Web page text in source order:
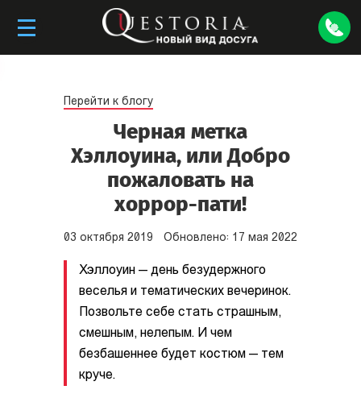
Перейти к блогу
Черная метка
Хэллоуина, или Добро
пожаловать на
хоррор-пати!
03 октября 2019 Обновлено: 17 мая 2022
Хэллоуин — день безудержного
веселья и тематических вечеринок.
Позвольте себе стать страшным,
смешным, нелепым. И чем
безбашеннее будет костюм — тем
круче.